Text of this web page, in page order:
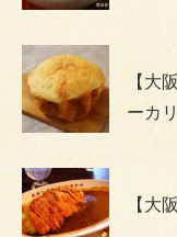
【大
ーカ
【大